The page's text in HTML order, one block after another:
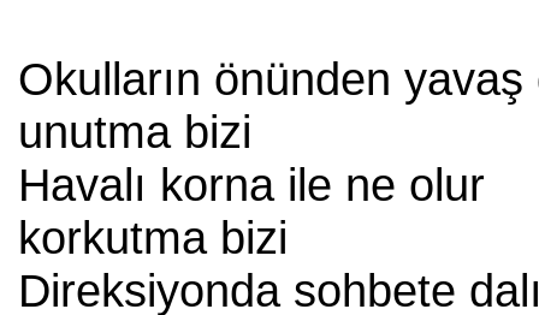
Okulların önünden yavaş
unutma bizi
Havalı korna ile ne olur
korkutma bizi
Direksiyonda sohbete